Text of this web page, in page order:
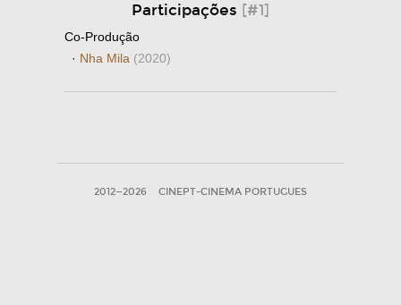
Participações [#1]
Co-Produção
· Nha Mila (2020)
2012—2026 CINEPT-CINEMA PORTUGUES